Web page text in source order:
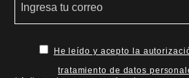
He leído y acepto la
tratamiento de datos